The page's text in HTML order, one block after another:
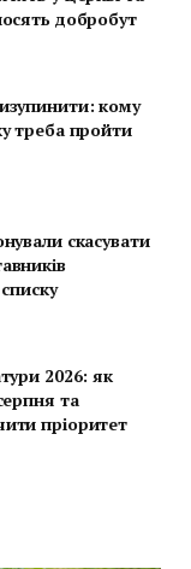
добробут
кому
треба пройти
скасувати
2026: як
та
пріоритет